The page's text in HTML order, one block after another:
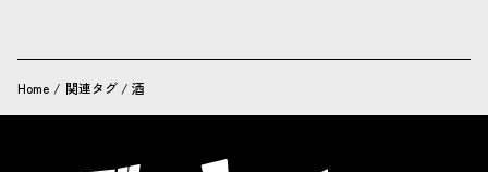
Home / 関連タグ / 酒